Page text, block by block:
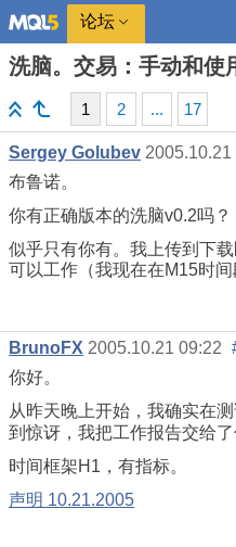
论坛
洗脑。交易：手动和使
1 2 ... 17
Sergey Golubev 2005.10.21
布鲁诺。
你有正确版本的洗脑v0.2吗？
似乎只有你有。我上传到下
可以工作（我现在在M15时间
BrunoFX 2005.10.21 09:22
你好。
从昨天晚上开始，我确实在
到惊讶，我把工作报告交给了
时间框架H1，有指标。
声明 10.21.2005